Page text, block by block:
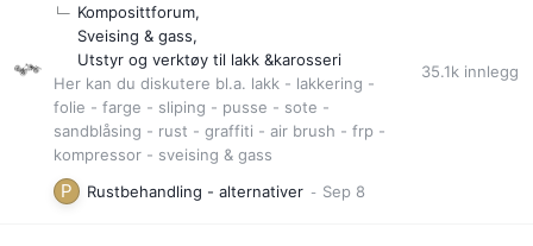
Komposittforum
Sveising & gass
Utstyr og verktøy til lakk &karosseri
Her kan du diskutere bl.a. lakk - lakkering -
folie - farge - sliping - pusse - sote -
sandblåsing - rust - graffiti - air brush - frp -
kompressor - sveising & gass
35.1k innlegg
Rustbehandling - alternativer